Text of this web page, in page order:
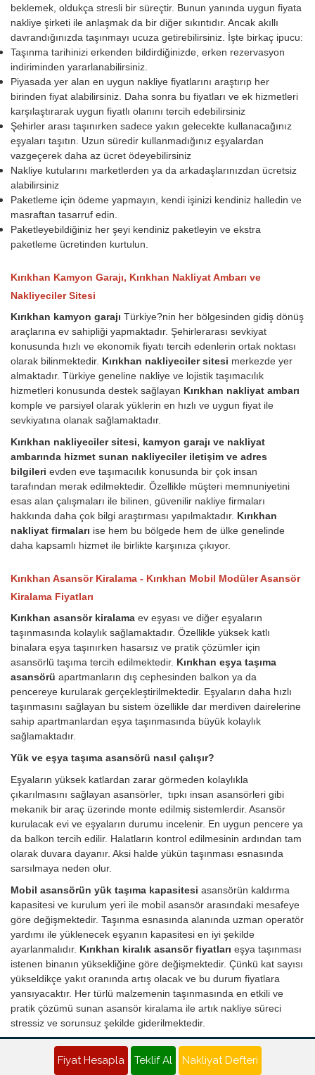
beklemek, oldukça stresli bir süreçtir. Bunun yanında uygun fiyata
nakliye şirketi ile anlaşmak da bir diğer sıkıntıdır. Ancak akıllı
davrandığınızda taşınmayı ucuza getirebilirsiniz. İşte birkaç ipucu:
Taşınma tarihinizi erkenden bildirdiğinizde, erken rezervasyon
indiriminden yararlanabilirsiniz.
Piyasada yer alan en uygun nakliye fiyatlarını araştırıp her
birinden fiyat alabilirsiniz. Daha sonra bu fiyatları ve ek hizmetleri
karşılaştırarak uygun fiyatlı olanını tercih edebilirsiniz
Şehirler arası taşınırken sadece yakın gelecekte kullanacağınız
eşyaları taşıtın. Uzun süredir kullanmadığınız eşyalardan
vazgeçerek daha az ücret ödeyebilirsiniz
Nakliye kutularını marketlerden ya da arkadaşlarınızdan ücretsiz
alabilirsiniz
Paketleme için ödeme yapmayın, kendi işinizi kendiniz halledin ve
masraftan tasarruf edin.
Paketleyebildiğiniz her şeyi kendiniz paketleyin ve ekstra
paketleme ücretinden kurtulun.
Kırıkhan Kamyon Garajı, Kırıkhan Nakliyat Ambarı ve
Nakliyeciler Sitesi
Kırıkhan kamyon garajı Türkiye?nin her bölgesinden gidiş dönüş
araçlarına ev sahipliği yapmaktadır. Şehirlerarası sevkiyat
konusunda hızlı ve ekonomik fiyatı tercih edenlerin ortak noktası
olarak bilinmektedir. Kırıkhan nakliyeciler sitesi merkezde yer
almaktadır. Türkiye geneline nakliye ve lojistik taşımacılık
hizmetleri konusunda destek sağlayan Kırıkhan nakliyat ambarı
komple ve parsiyel olarak yüklerin en hızlı ve uygun fiyat ile
sevkiyatına olanak sağlamaktadır.
Kırıkhan nakliyeciler sitesi, kamyon garajı ve nakliyat
ambarında hizmet sunan nakliyeciler iletişim ve adres
bilgileri evden eve taşımacılık konusunda bir çok insan
tarafından merak edilmektedir. Özellikle müşteri memnuniyetini
esas alan çalışmaları ile bilinen, güvenilir nakliye firmaları
hakkında daha çok bilgi araştırması yapılmaktadır. Kırıkhan
nakliyat firmaları ise hem bu bölgede hem de ülke genelinde
daha kapsamlı hizmet ile birlikte karşınıza çıkıyor.
Kırıkhan Asansör Kiralama - Kırıkhan Mobil Modüler Asansör
Kiralama Fiyatları
Kırıkhan asansör kiralama ev eşyası ve diğer eşyaların
taşınmasında kolaylık sağlamaktadır. Özellikle yüksek katlı
binalara eşya taşınırken hasarsız ve pratik çözümler için
asansörlü taşıma tercih edilmektedir. Kırıkhan eşya taşıma
asansörü apartmanların dış cephesinden balkon ya da
pencereye kurularak gerçekleştirilmektedir. Eşyaların daha hızlı
taşınmasını sağlayan bu sistem özellikle dar merdiven dairelerine
sahip apartmanlardan eşya taşınmasında büyük kolaylık
sağlamaktadır.
Yük ve eşya taşıma asansörü nasıl çalışır?
Eşyaların yüksek katlardan zarar görmeden kolaylıkla
çıkarılmasını sağlayan asansörler, tıpkı insan asansörleri gibi
mekanik bir araç üzerinde monte edilmiş sistemlerdir. Asansör
kurulacak evi ve eşyaların durumu incelenir. En uygun pencere ya
da balkon tercih edilir. Halatların kontrol edilmesinin ardından tam
olarak duvara dayanır. Aksi halde yükün taşınması esnasında
sarsılmaya neden olur.
Mobil asansörün yük taşıma kapasitesi asansörün kaldırma
kapasitesi ve kurulum yeri ile mobil asansör arasındaki mesafeye
göre değişmektedir. Taşınma esnasında alanında uzman operatör
yardımı ile yüklenecek eşyanın kapasitesi en iyi şekilde
ayarlanmalıdır. Kırıkhan kiralık asansör fiyatları eşya taşınması
istenen binanın yüksekliğine göre değişmektedir. Çünkü kat sayısı
yükseldikçe yakıt oranında artış olacak ve bu durum fiyatlara
yansıyacaktır. Her türlü malzemenin taşınmasında en etkili ve
pratik çözümü sunan asansör kiralama ile artık nakliye süreci
stressiz ve sorunsuz şekilde giderilmektedir.
Kırıkhan Nakliyat Teklifi - Evden Eve Nakliye Fiyatı Al
Fiyat Hesapla Teklif Al Nakliyat Defteri